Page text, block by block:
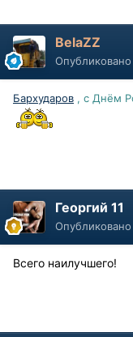
BelaZZ
Опубликовано
Бархударов , с Днём
Георгий 11
Опубликовано
Всего наилучшего!